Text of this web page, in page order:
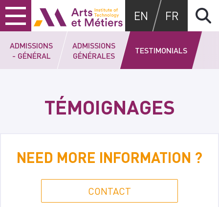
Skip
to
content
Skip
to
main
Skip
to
search
Arts et Métiers School
EN FR
ADMISSIONS
- GÉNÉRAL
ADMISSIONS
GÉNÉRALES
TESTIMONIALS
TÉMOIGNAGES
NEED MORE INFORMATION ?
CONTACT